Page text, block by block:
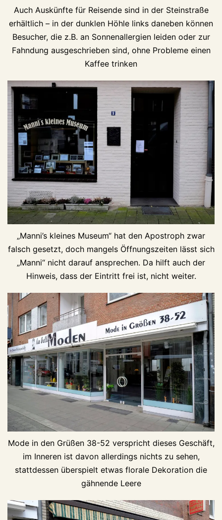
Auch Auskünfte für Reisende sind in der Steinstraße
erhältlich – in der dunklen Höhle links daneben können
Besucher, die z.B. an Sonnenallergien leiden oder zur
Fahndung ausgeschrieben sind, ohne Probleme einen
Kaffee trinken
„Manni’s kleines Museum“ hat den Apostroph zwar
falsch gesetzt, doch mangels Öffnungszeiten lässt sich
„Manni“ nicht darauf ansprechen. Da hilft auch der
Hinweis, dass der Eintritt frei ist, nicht weiter.
Mode in den Grüßen 38-52 verspricht dieses Geschäft,
im Inneren ist davon allerdings nichts zu sehen,
stattdessen überspielt etwas florale Dekoration die
gähnende Leere